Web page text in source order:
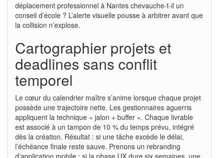
déplacement professionnel à Nantes chevauche-t-il un
conseil d’école ? L’alerte visuelle pousse à arbitrer avant que
la collision n’explose.
Cartographier projets et
deadlines sans conflit
temporel
Le cœur du calendrier maître s’anime lorsque chaque projet
possède une trajectoire nette. Les gestionnaires aguerris
appliquent la technique « jalon + buffer ». Chaque livrable
est associé à un tampon de 10 % du temps prévu, intégré
dès la création. Résultat : si une tâche excède le délai,
l’échéance finale reste sauve. Prenons un rebranding
d’application mobile : si la phase UX dure six semaines, une